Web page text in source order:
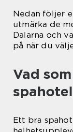
Nedan följer
utmärka de
Dalarna och
på när du
Vad
Ett bra